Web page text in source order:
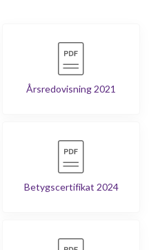
Årsredovisning 2021
Betygscertifikat 2024